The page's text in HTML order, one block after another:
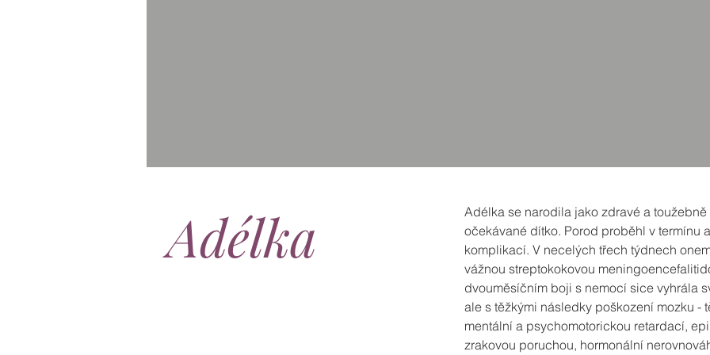
Adélka
Adélka se narodila jako zdravé a toužebně
očekávané dítko. Porod proběhl v termínu
komplikací. V necelých třech týdnech
vážnou streptokokovou
dvouměsíčním boji s nemocí sice vyhrála
ale s těžkými následky poškození mozku -
mentální a psychomotorickou retardací,
zrakovou poruchou, hormonální